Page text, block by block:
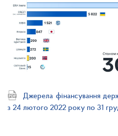
Джерела фінансування
з 24 лютого 2022 року по 31